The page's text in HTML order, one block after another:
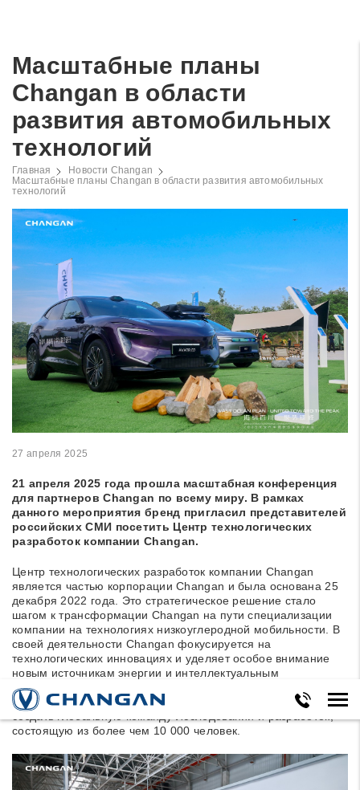
Масштабные планы
Changan в области
развития автомобильных
технологий
Главная
Новости Changan
Масштабные планы Changan в области развития автомобильных
технологий
27 апреля 2025
21 апреля 2025 года прошла масштабная конференция
для партнеров Changan по всему миру. В рамках
данного мероприятия бренд пригласил представителей
российских СМИ посетить Центр технологических
разработок компании Changan.
Центр технологических разработок компании Changan
является частью корпорации Changan и была основана 25
декабря 2022 года. Это стратегическое решение стало
шагом к трансформации Changan на пути специализации
компании на технологиях низкоуглеродной мобильности. В
своей деятельности Changan фокусируется на
технологических инновациях и уделяет особое внимание
новым источникам энергии и интеллектуальным
технологиям. В течение следующих десяти лет компания
планирует инвестировать более 200 миллиардов юаней и
создать глобальную команду Исследований и разработок,
состоящую из более чем 10 000 человек.